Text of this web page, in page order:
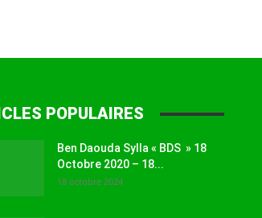
source
POPULAIRES
Ben Daouda Sylla « BDS » 18
Octobre 2020 – 18...
18 octobre 2024